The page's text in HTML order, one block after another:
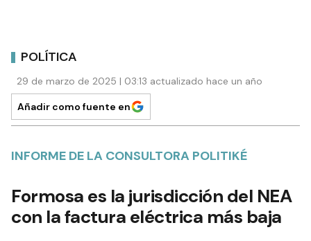
POLÍTICA
29 de marzo de 2025 | 03:13 actualizado hace un año
Añadir como fuente en
INFORME DE LA CONSULTORA POLITIKÉ
Formosa es la jurisdicción del NEA
con la factura eléctrica más baja